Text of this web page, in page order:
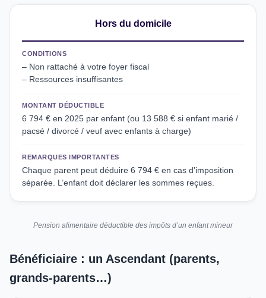
Hors du domicile
CONDITIONS
– Non rattaché à votre foyer fiscal
– Ressources insuffisantes
MONTANT DÉDUCTIBLE
6 794 € en 2025 par enfant (ou 13 588 € si enfant marié /
pacsé / divorcé / veuf avec enfants à charge)
REMARQUES IMPORTANTES
Chaque parent peut déduire 6 794 € en cas d’imposition
séparée. L’enfant doit déclarer les sommes reçues.
Pension alimentaire déductible des impôts d’un enfant mineur
Bénéficiaire : un Ascendant (parents,
grands-parents…)